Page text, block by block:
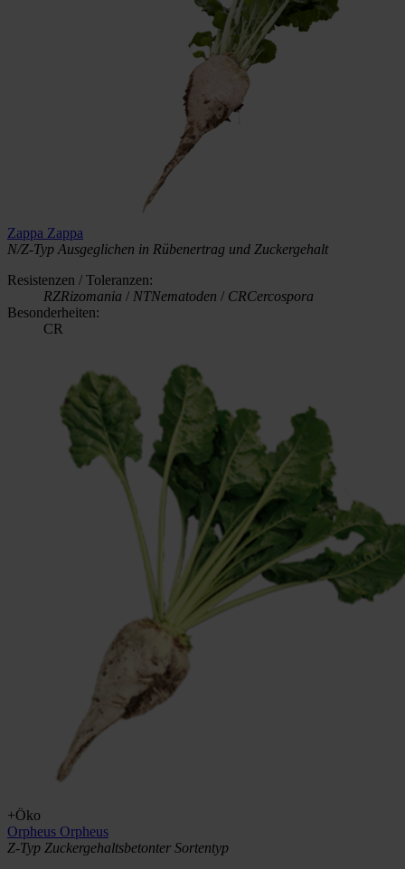
Zappa Zappa
N/Z-Typ Ausgeglichen in Rübenertrag und Zuckergehalt
Resistenzen / Toleranzen:
RZRizomania / NTNematoden / CRCercospora
Besonderheiten:
CR
+Öko
Orpheus Orpheus
Z-Typ Zuckergehaltsbetonter Sortentyp